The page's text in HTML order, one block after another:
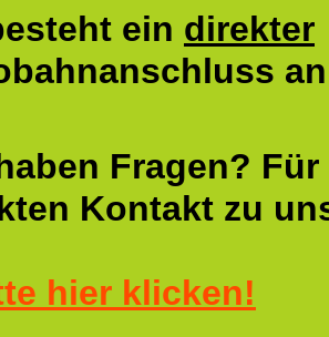
ein direkter
Fragen?
Kontakt zu
hier klicken!